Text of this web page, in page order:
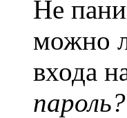
Не
можно
входа
пароль?